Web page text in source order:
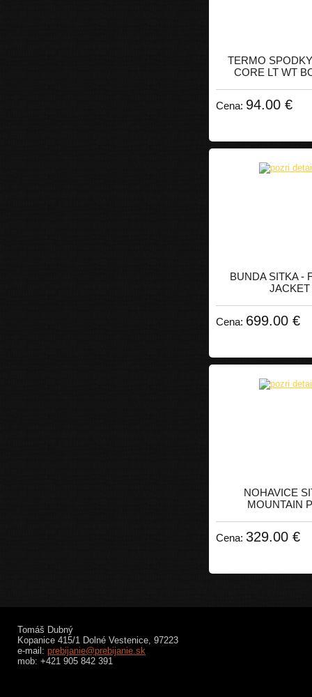
TERMO
CORE LT WT
Cena: 94.00 €
BUNDA SITKA -
JACKET
Cena: 699.00 €
NOHAVICE
MOUNTAIN
Cena: 329.00 €
Tomáš Dubný
Kopanice 415/1 Dolné Vestenice, 97223
e-mail: prebijanie@prebijanie.sk
mob: +421 905 842 391